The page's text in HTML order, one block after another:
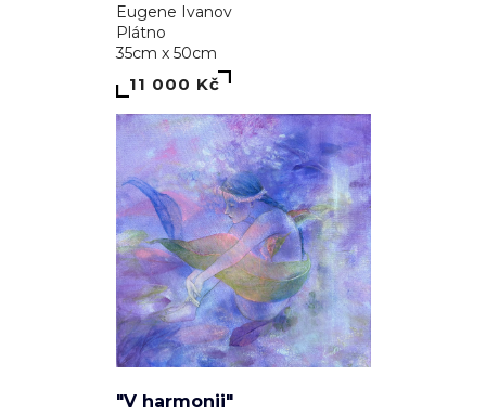
Eugene Ivanov
Plátno
35cm x 50cm
11 000 Kč
"V harmonii"